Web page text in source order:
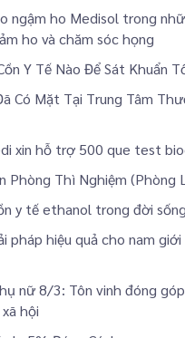
ngậm ho Medisol trong
ho và chăm sóc họng
Y Tế Nào Để Sát Khuẩn
Có Mặt Tại Trung Tâm
xin hỗ trợ 500 que test
Phòng Thì Nghiệm (Phòng
y tế ethanol trong đời
pháp hiệu quả cho nam
nữ 8/3: Tôn vinh đóng
hội